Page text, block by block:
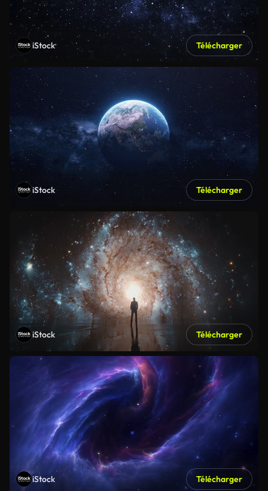
iStock Télécharger
iStock Télécharger
iStock Télécharger
iStock Télécharger